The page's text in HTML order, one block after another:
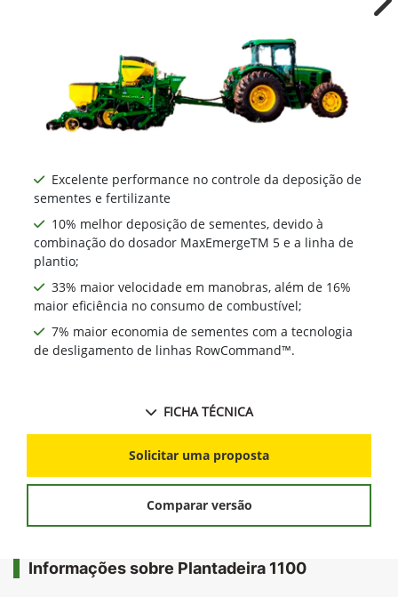
Excelente performance no controle da deposição de
sementes e fertilizante
10% melhor deposição de sementes, devido à
combinação do dosador MaxEmergeTM 5 e a linha de
plantio;
33% maior velocidade em manobras, além de 16%
maior eficiência no consumo de combustível;
7% maior economia de sementes com a tecnologia
de desligamento de linhas RowCommand™.
FICHA TÉCNICA
Solicitar uma proposta
Comparar versão
Informações sobre Plantadeira 1100